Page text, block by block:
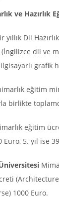
ve Hazırlık
yıllık Dil
dil ve
grafik
eğitim
birlikte
eğitim
Euro, 5. yıl ise
1000 Euro.